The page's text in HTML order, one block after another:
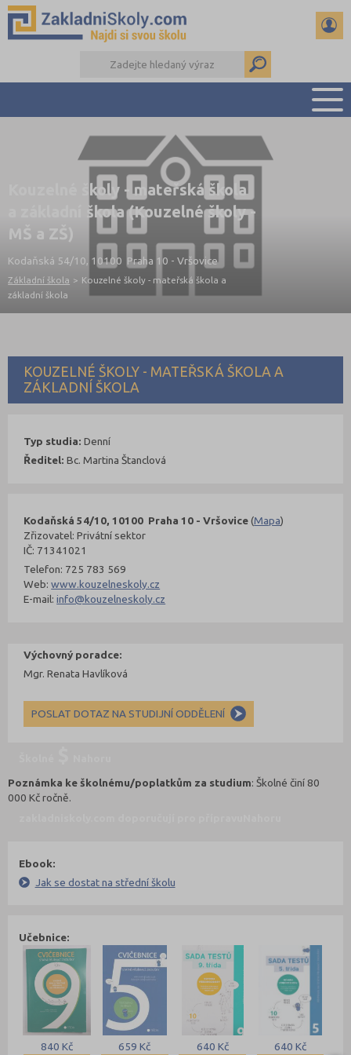
PŘEHLED ŠKOL
PŘIJÍMAČKY NA SŠ
RADY A ČLÁNKY
ČTENÁŘSKÝ DENÍK
DALŠÍ DRUHY ŠKOL
Kouzelné školy - mateřská škola
a základní škola (Kouzelné školy -
MŠ a ZŠ)
Kodaňská 54/10, 10100 Praha 10 - Vršovice
Základní škola > Kouzelné školy - mateřská škola a
základní škola
KOUZELNÉ ŠKOLY - MATEŘSKÁ ŠKOLA A
ZÁKLADNÍ ŠKOLA
Kodaňská 54/10, 10100 Praha 10 - Vršovice(Mapa)
Zřizovatel: Privátní sektor
IČ: 71341021
Telefon: 725 783 569
Web:www.kouzelneskoly.cz
E-mail:info@kouzelneskoly.cz
Typ studia: Denní
Ředitel: Bc. Martina Štanclová
Výchovný poradce:
Mgr. Renata Havlíková
POSLAT DOTAZ NA STUDIJNÍ ODDĚLENÍ
Poznámka ke školnému/poplatkům za studium: Školné činí 80
000 Kč ročně.
Ebook:
Jak se dostat na střední školu
Učebnice:
840 Kč
659 Kč
640 Kč
640 Kč